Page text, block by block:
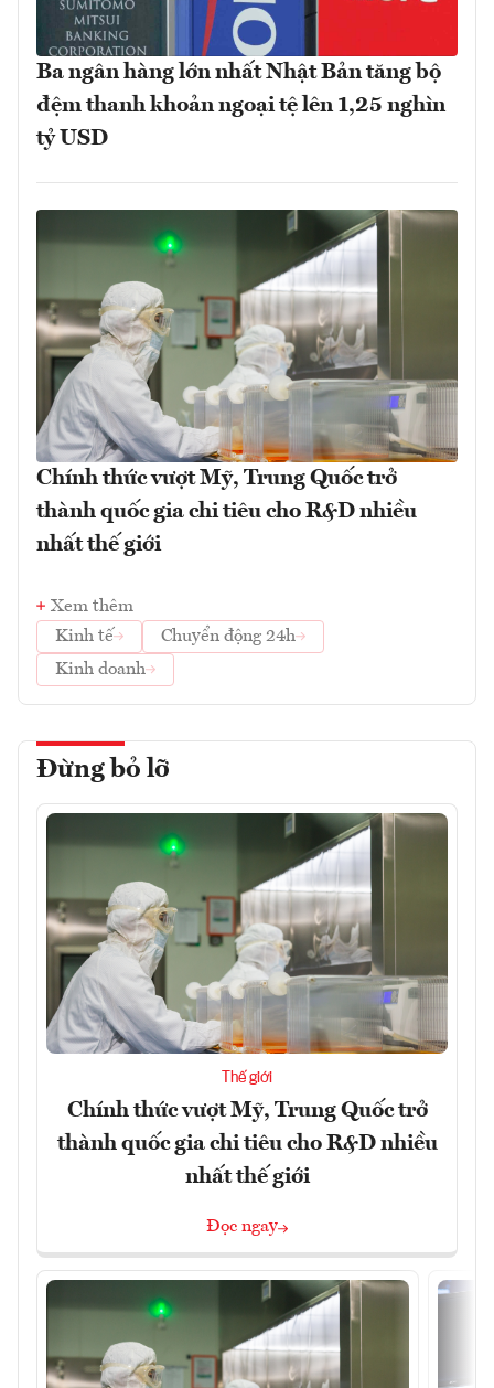
Ba ngân hàng lớn nhất Nhật Bản tăng bộ
đệm thanh khoản ngoại tệ lên 1,25 nghìn
tỷ USD
Chính thức vượt Mỹ, Trung Quốc trở
thành quốc gia chi tiêu cho R&D nhiều
nhất thế giới
Xem thêm
Kinh tế
Chuyển động 24h
Kinh doanh
Đừng bỏ lỡ
Thế giới
Chính thức vượt Mỹ, Trung Quốc trở
thành quốc gia chi tiêu cho R&D nhiều
nhất thế giới
Đọc ngay